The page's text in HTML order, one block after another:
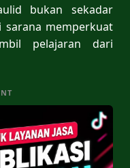
bukan sekadar
memperkuat
pelajaran dari